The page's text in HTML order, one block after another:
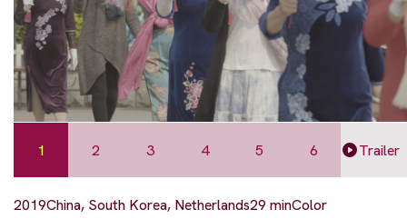
1 2 3 4 5 6 Trailer
2019China, South Korea, Netherlands29 minColor